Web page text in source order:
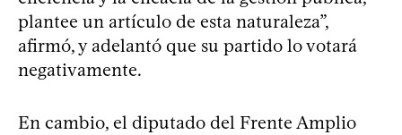
plantee un artículo de esta naturaleza”,
afirmó, y adelantó que su partido lo votará
negativamente.
En cambio, el diputado del Frente Amplio